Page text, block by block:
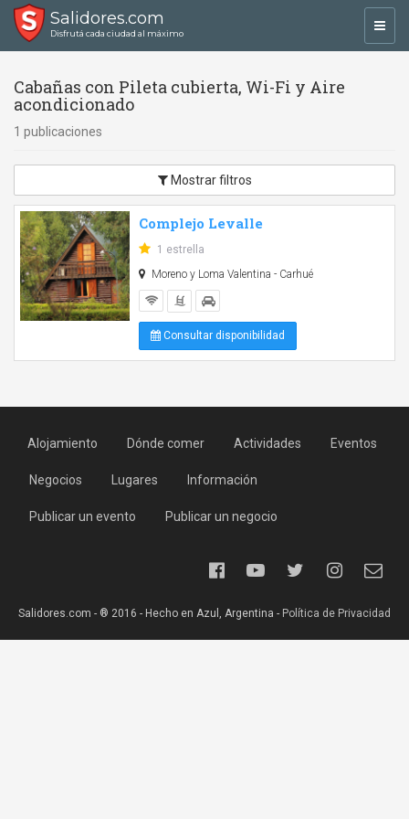
Salidores.com
Disfrutá cada ciudad al máximo
Cabañas con Pileta cubierta, Wi-Fi y Aire
acondicionado
1 publicaciones
Mostrar filtros
Complejo Levalle
1 estrella
Moreno y Loma Valentina - Carhué
Consultar disponibilidad
Alojamiento Dónde comer Actividades Eventos
Negocios Lugares Información
Publicar un evento Publicar un negocio
Salidores.com - ® 2016 - Hecho en Azul, Argentina - Política de Privacidad